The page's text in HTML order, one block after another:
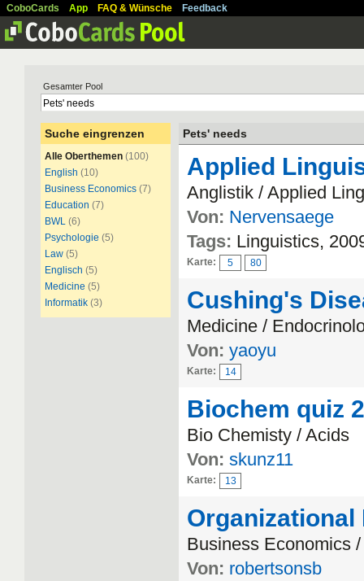
CoboCards App FAQ & Wünsche Feedback
Gesamter Pool
Suche eingrenzen
Alle Oberthemen (100)
English (10)
Business Economics (7)
Education (7)
BWL (6)
Psychologie (5)
Law (5)
Englisch (5)
Medicine (5)
Informatik (3)
Pets' needs
Applied
Anglistik / Applied
Von: Nervensaege
Tags: Linguistics,
Karte: 5 80
Cushing's
Medicine /
Von: yaoyu
Karte: 14
Biochem quiz
Bio Chemisty / Acids
Von: skunz11
Karte: 13
Organizational
Business Economics
Von: robertsonsb